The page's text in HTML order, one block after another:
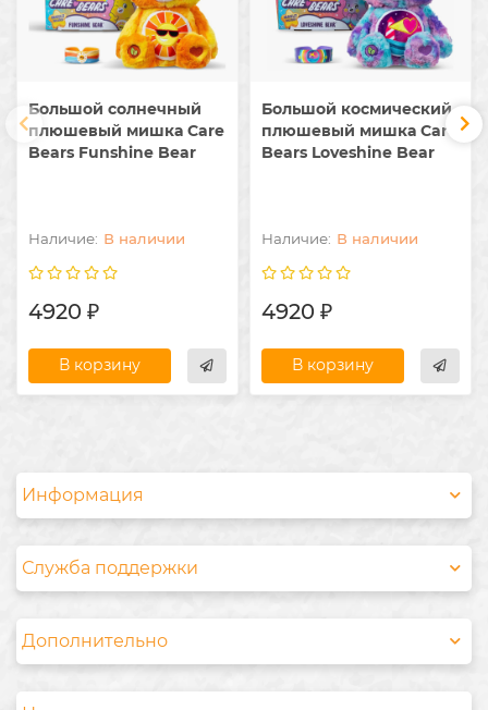
Большой солнечный
плюшевый мишка Care
Bears Funshine Bear
В наличии
4920 ₽
В корзину
Большой космический
плюшевый мишка Care
Bears Loveshine Bear
В наличии
4920 ₽
В корзину
Информация
Служба поддержки
Дополнительно